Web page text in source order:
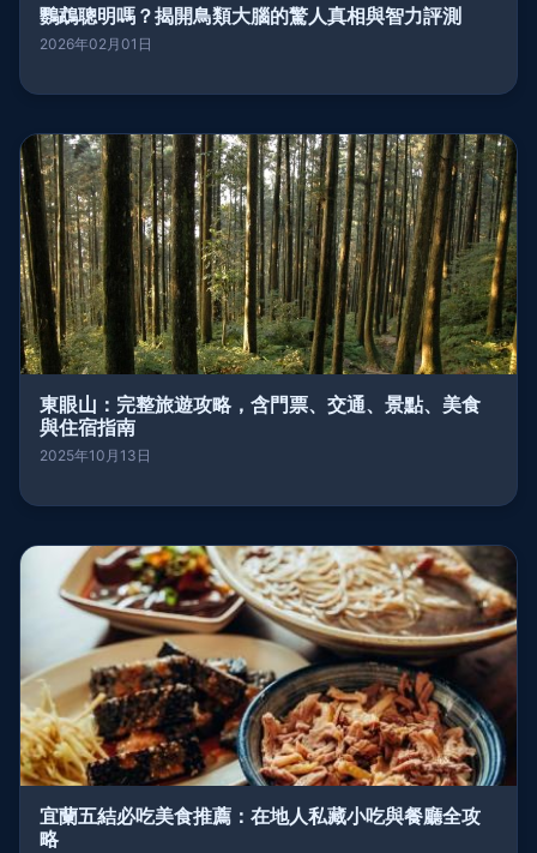
鸚鵡聰明嗎？揭開鳥類大腦的驚人真相與智力評測
2026年02月01日
東眼山：完整旅遊攻略，含門票、交通、景點、美食
與住宿指南
2025年10月13日
宜蘭五結必吃美食推薦：在地人私藏小吃與餐廳全攻
略